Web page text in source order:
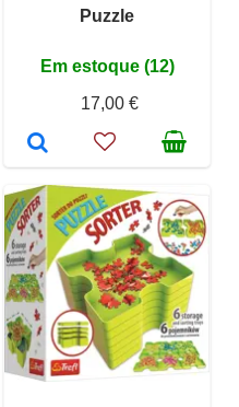
Puzzle
Em estoque (12)
17,00 €